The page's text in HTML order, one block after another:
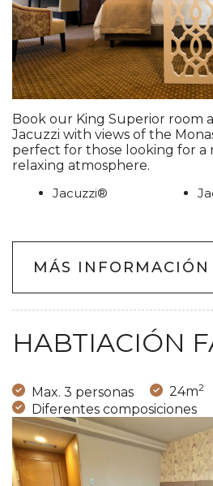
Book our King Superior room
Jacuzzi with views of the
perfect for those looking for a
relaxing atmosphere.
Jacuzzi®
MÁS INFORMACIÓN
HABTIACIÓN
Max. 3 personas 24m2
Diferentes composiciones